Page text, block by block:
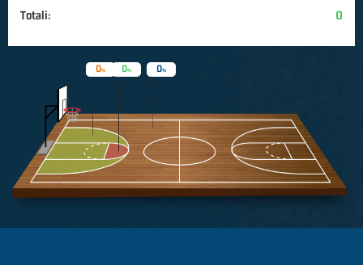
Totali:
0
0
0 0